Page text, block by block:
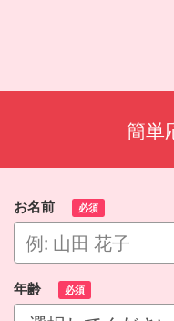
簡単
お名前 必須
年齢 必須